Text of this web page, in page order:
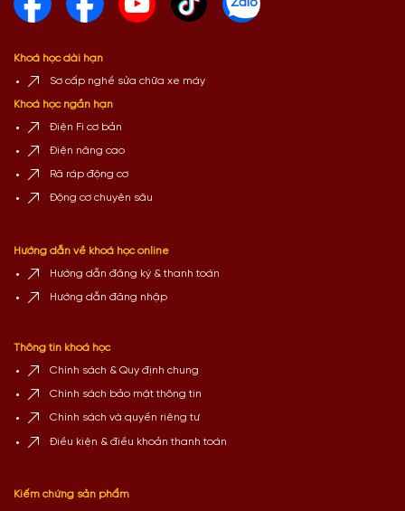
Khoá học dài hạn
Sơ cấp nghề sửa chữa xe máy
Khoá học ngắn hạn
Điện Fi cơ bản
Điện nâng cao
Rã ráp động cơ
Động cơ chuyên sâu
Hướng dẫn về khoá học online
Hướng dẫn đăng ký & thanh toán
Hướng dẫn đăng nhập
Thông tin khoá học
Chính sách & Quy định chung
Chính sách bảo mật thông tin
Chính sách và quyền riêng tư
Điều kiện & điều khoản thanh toán
Kiếm chứng sản phẩm